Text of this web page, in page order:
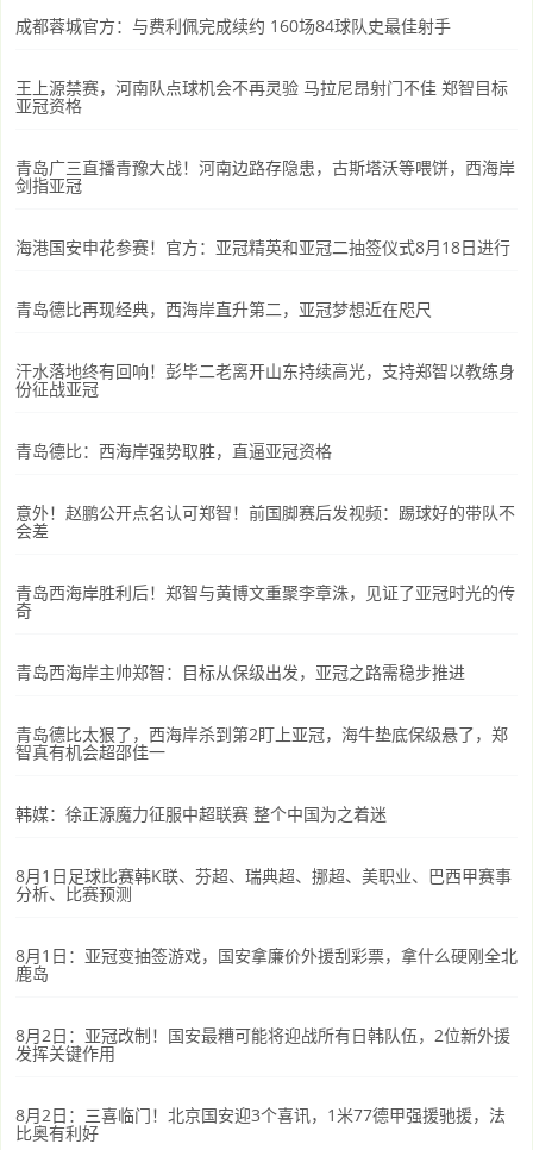
成都蓉城官方：与费利佩完成续约 160场84球队史最佳射手
王上源禁赛，河南队点球机会不再灵验 马拉尼昂射门不佳 郑智目标
亚冠资格
青岛广三直播青豫大战！河南边路存隐患，古斯塔沃等喂饼，西海岸
剑指亚冠
海港国安申花参赛！官方：亚冠精英和亚冠二抽签仪式8月18日进行
青岛德比再现经典，西海岸直升第二，亚冠梦想近在咫尺
汗水落地终有回响！彭毕二老离开山东持续高光，支持郑智以教练身
份征战亚冠
青岛德比：西海岸强势取胜，直逼亚冠资格
意外！赵鹏公开点名认可郑智！前国脚赛后发视频：踢球好的带队不
会差
青岛西海岸胜利后！郑智与黄博文重聚李章洙，见证了亚冠时光的传
奇
青岛西海岸主帅郑智：目标从保级出发，亚冠之路需稳步推进
青岛德比太狠了，西海岸杀到第2盯上亚冠，海牛垫底保级悬了，郑
智真有机会超邵佳一
韩媒：徐正源魔力征服中超联赛 整个中国为之着迷
8月1日足球比赛韩K联、芬超、瑞典超、挪超、美职业、巴西甲赛事
分析、比赛预测
8月1日：亚冠变抽签游戏，国安拿廉价外援刮彩票，拿什么硬刚全北
鹿岛
8月2日：亚冠改制！国安最糟可能将迎战所有日韩队伍，2位新外援
发挥关键作用
8月2日：三喜临门！北京国安迎3个喜讯，1米77德甲强援驰援，法
比奥有利好